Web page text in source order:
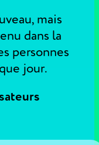
mais
dans la
personnes
jour.